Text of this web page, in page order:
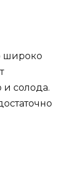
широко
и солода.